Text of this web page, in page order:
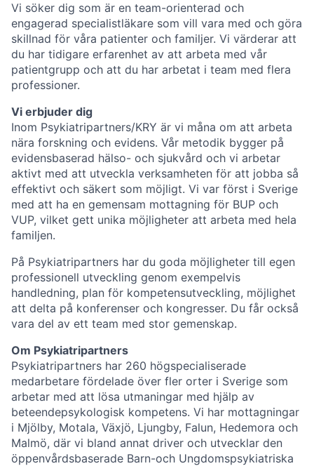
Vi söker dig som är en team-orienterad och
engagerad specialistläkare som vill vara med och göra
skillnad för våra patienter och familjer. Vi värderar att
du har tidigare erfarenhet av att arbeta med vår
patientgrupp och att du har arbetat i team med flera
professioner.
Vi erbjuder dig
Inom Psykiatripartners/KRY är vi måna om att arbeta
nära forskning och evidens. Vår metodik bygger på
evidensbaserad hälso- och sjukvård och vi arbetar
aktivt med att utveckla verksamheten för att jobba så
effektivt och säkert som möjligt. Vi var först i Sverige
med att ha en gemensam mottagning för BUP och
VUP, vilket gett unika möjligheter att arbeta med hela
familjen.
På Psykiatripartners har du goda möjligheter till egen
professionell utveckling genom exempelvis
handledning, plan för kompetensutveckling, möjlighet
att delta på konferenser och kongresser. Du får också
vara del av ett team med stor gemenskap.
Om Psykiatripartners
Psykiatripartners har 260 högspecialiserade
medarbetare fördelade över fler orter i Sverige som
arbetar med att lösa utmaningar med hjälp av
beteendepsykologisk kompetens. Vi har mottagningar
i Mjölby, Motala, Växjö, Ljungby, Falun, Hedemora och
Malmö, där vi bland annat driver och utvecklar den
öppenvårdsbaserade Barn-och Ungdomspsykiatriska